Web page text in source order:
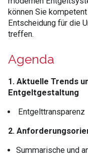
können Sie
Entscheidung für die
treffen.
Agenda
1. Aktuelle Trends
Entgeltgestaltung
Entgelttransparenz
2.
Summarische und